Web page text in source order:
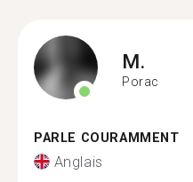
M.
Porac
PARLE COURAMMENT
Anglais